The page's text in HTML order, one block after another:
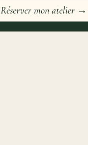
Réserver mon atelier →